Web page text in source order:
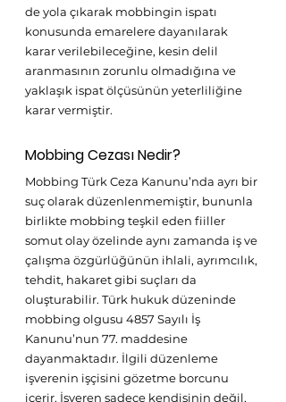
de yola çıkarak mobbingin ispatı
konusunda emarelere dayanılarak
karar verilebileceğine, kesin delil
aranmasının zorunlu olmadığına ve
yaklaşık ispat ölçüsünün yeterliliğine
karar vermiştir.
Mobbing Cezası Nedir?
Mobbing Türk Ceza Kanunu’nda ayrı bir
suç olarak düzenlenmemiştir, bununla
birlikte mobbing teşkil eden fiiller
somut olay özelinde aynı zamanda iş ve
çalışma özgürlüğünün ihlali, ayrımcılık,
tehdit, hakaret gibi suçları da
oluşturabilir. Türk hukuk düzeninde
mobbing olgusu 4857 Sayılı İş
Kanunu’nun 77. maddesine
dayanmaktadır. İlgili düzenleme
işverenin işçisini gözetme borcunu
içerir. İşveren sadece kendisinin değil,